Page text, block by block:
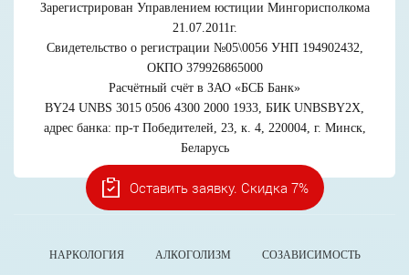
Зарегистрирован Управлением юстиции Мингорисполкома
21.07.2011г.
Свидетельство о регистрации №05\0056 УНП 194902432,
ОКПО 379926865000
Расчётный счёт в ЗАО «БСБ Банк»
BY24 UNBS 3015 0506 4300 2000 1933, БИК UNBSBY2X,
адрес банка: пр-т Победителей, 23, к. 4, 220004, г. Минск,
Беларусь
НАРКОЛОГИЯ АЛКОГОЛИЗМ СОЗАВИСИМОСТЬ
Оставить заявку. Скидка 7%